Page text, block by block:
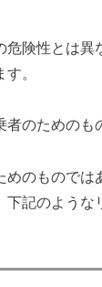
危険性とは異
。
のためのも
めのものでは
下記のような